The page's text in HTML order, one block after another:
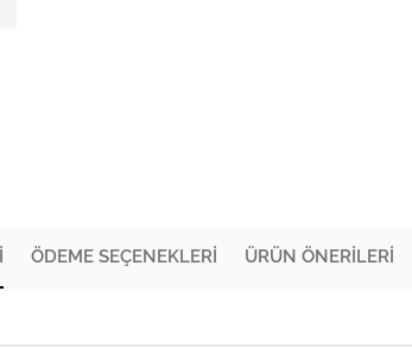
ÖDEME SEÇENEKLERI ÜRÜN ÖNERILERI